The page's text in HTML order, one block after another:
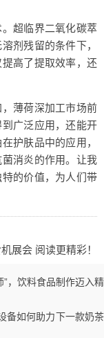
超临界二氧化碳萃
剂残留的条件下，
高了提取效率，还
薄荷深加工市场前
广泛应用，还能开
护肤品中的应用，
消炎的作用。让我
的价值，为人们带
展会 阅读更精彩！
”，饮料食品制作迈入精
备如何助力下一款奶茶